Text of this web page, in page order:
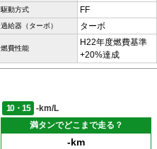
駆動方式 FF
過給器（ターボ） ターボ
燃費性能
H22年度燃費基準
+20%達成
10・15
-km/L
満タンでどこまで走る？
-km